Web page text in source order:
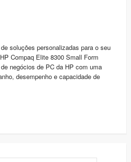
soluções personalizadas para o seu
Compaq Elite 8300 Small Form
negócios de PC da HP com uma
desempenho e capacidade de